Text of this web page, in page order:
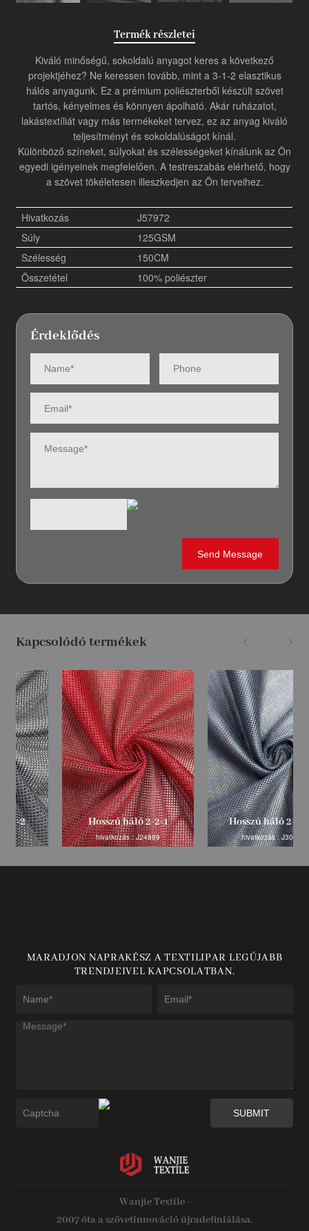
Termék részletei
Kiváló minőségű, sokoldalú anyagot keres a következő
projektjéhez? Ne keressen tovább, mint a 3-1-2 elasztikus
hálós anyagunk. Ez a prémium poliészterből készült szövet
tartós, kényelmes és könnyen ápolható. Akár ruházatot,
lakástextíliát vagy más termékeket tervez, ez az anyag kiváló
teljesítményt és sokoldalúságot kínál.
Különböző színeket, súlyokat és szélességeket kínálunk az Ön
egyedi igényeinek megfelelően. A testreszabás elérhető, hogy
a szövet tökéletesen illeszkedjen az Ön terveihez.
Hivatkozás
J57972
Súly
125GSM
Szélesség
150CM
Összetétel
100% poliészter
Érdeklődés
Kapcsolódó termékek
Hosszú háló 2-2-1
hivatkozás : J24889
Hosszú háló 2-2-2-2
hivatkozás : J30523
MARADJON NAPRAKÉSZ A TEXTILIPAR LEGÚJABB
TRENDJEIVEL KAPCSOLATBAN.
Wanjie Textile -
2007 óta a szövetinnováció újradefiniálása.